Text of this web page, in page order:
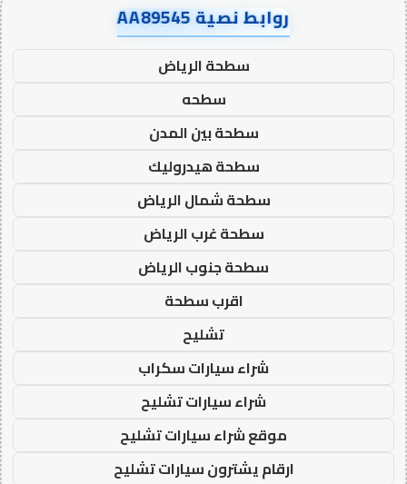
روابط نصية AA89545
سطحة الرياض
سطحه
سطحة بين المدن
سطحة هيدروليك
سطحة شمال الرياض
سطحة غرب الرياض
سطحة جنوب الرياض
اقرب سطحة
تشليح
شراء سيارات سكراب
شراء سيارات تشليح
موقع شراء سيارات تشليح
ارقام يشترون سيارات تشليح